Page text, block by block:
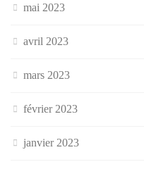
mai 2023
avril 2023
mars 2023
février 2023
janvier 2023